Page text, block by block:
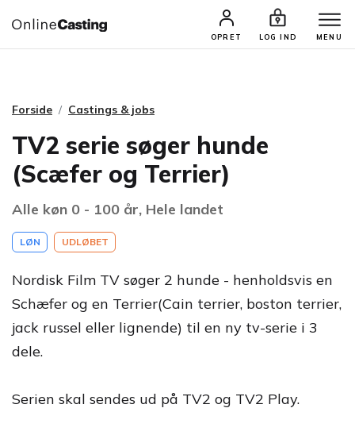
OPRET LOG IND MENU
CASTINGS & JOBS SØG PROFIL
Forside Castings & jobs
TV2 serie søger hunde
(Scæfer og Terrier)
Alle køn 0 - 100 år, Hele landet
LØN UDLØBET
Nordisk Film TV søger 2 hunde - henholdsvis en
Schæfer og en Terrier(Cain terrier, boston terrier,
jack russel eller lignende) til en ny tv-serie i 3
dele.
Serien skal sendes ud på TV2 og TV2 Play.